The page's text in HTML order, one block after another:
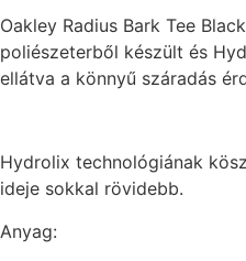
Oakley Radius Bark Tee
poliészeterből készült és
ellátva a könnyű száradás
Hydrolix technológiának
ideje sokkal rövidebb.
Anyag: